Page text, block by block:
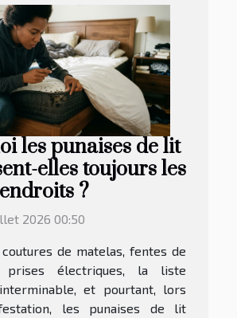
les punaises de lit
elles toujours les
?
2026 00:50
de matelas, fentes de
prises électriques, la liste
et pourtant, lors
les punaises de lit